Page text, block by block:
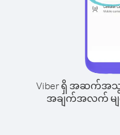
Viber ရှိ အဆက်အသွ
အချက်အလက် မျက်